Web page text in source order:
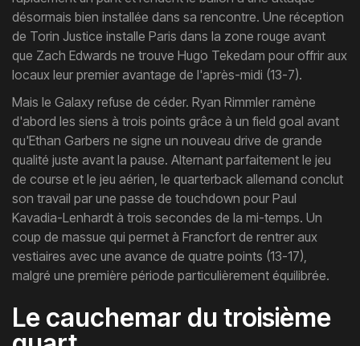
désormais bien installée dans sa rencontre. Une réception
de Torin Justice installe Paris dans la zone rouge avant
que Zach Edwards ne trouve Hugo Tekedam pour offrir aux
locaux leur premier avantage de l'après-midi (13-7).
Mais le Galaxy refuse de céder. Ryan Rimmler ramène
d'abord les siens à trois points grâce à un field goal avant
qu'Ethan Garbers ne signe un nouveau drive de grande
qualité juste avant la pause. Alternant parfaitement le jeu
de course et le jeu aérien, le quarterback allemand conclut
son travail par une passe de touchdown pour Paul
Kavadia-Lenhardt à trois secondes de la mi-temps. Un
coup de massue qui permet à Francfort de rentrer aux
vestiaires avec une avance de quatre points (13-17),
malgré une première période particulièrement équilibrée.
Le cauchemar du troisième